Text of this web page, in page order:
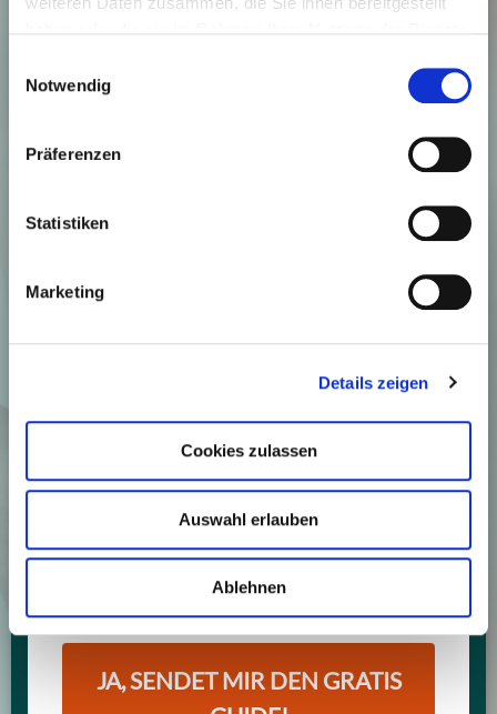
Einstellungen widerrufen oder ändern:
. Es befindet sich auch ein Link in der
Fußzeile zu den Einstellungen der Cookies um diese
jederzeit widerrufen oder ändern zu können.
Notwendig
Präferenzen
Statistiken
Marketing
Details zeigen
Cookies zulassen
Auswahl erlauben
Ablehnen
Einen Einblick in das Thema chronische
Entzündungen: wie du sie erkennst und wie du
sie behandeln kannst.
Lebensmittel und Tricks, die deine Entzündungen
und Beschwerden lindern.
2 kostenfreie Videosaus
unserem Entzündungskongress 2023.
JA, SENDET MIR DEN GRATIS